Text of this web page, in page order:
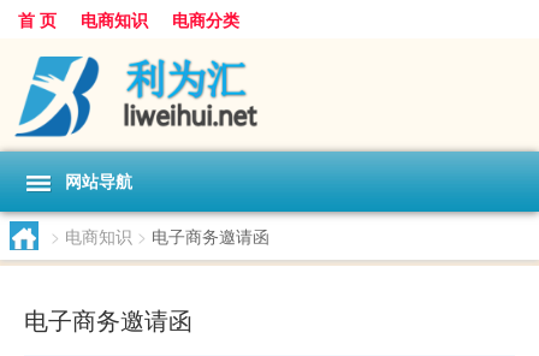
首 页 电商知识 电商分类
网站导航
> 电商知识 > 电子商务邀请函
电子商务邀请函